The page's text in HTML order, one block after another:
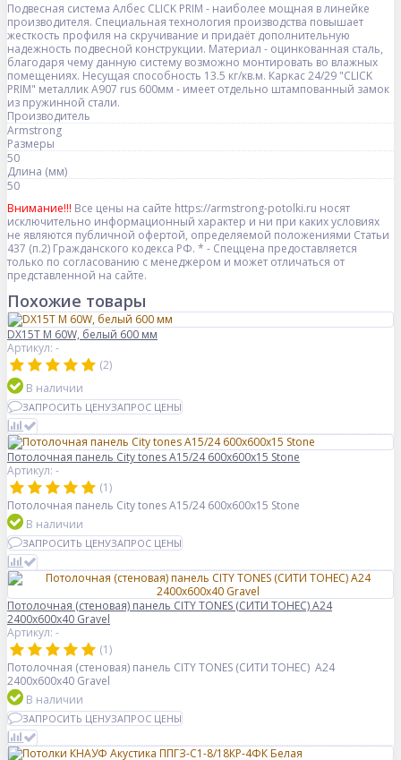
Подвесная система Албес CLICK PRIM - наиболее мощная в линейке
производителя. Специальная технология производства повышает
жесткость профиля на скручивание и придаёт дополнительную
надежность подвесной конструкции. Материал - оцинкованная сталь,
благодаря чему данную систему возможно монтировать во влажных
помещениях. Несущая способность 13.5 кг/кв.м. Каркас 24/29 "CLICK
PRIM" металлик А907 rus 600мм - имеет отдельно штампованный замок
из пружинной стали.
Производитель
Armstrong
Размеры
50
Длина (мм)
50
Внимание!!! Все цены на сайте https://armstrong-potolki.ru носят
исключительно информационный характер и ни при каких условиях
не являются публичной офертой, определяемой положениями Статьи
437 (п.2) Гражданского кодекса РФ. * - Спеццена предоставляется
только по согласованию с менеджером и может отличаться от
представленной на сайте.
Похожие товары
DX15T M 60W, белый 600 мм
Артикул: -
(2)
В наличии
ЗАПРОСИТЬ ЦЕНУЗАПРОС ЦЕНЫ
Потолочная панель City tones A15/24 600x600x15 Stone
Артикул: -
(1)
Потолочная панель City tones A15/24 600x600x15 Stone
В наличии
ЗАПРОСИТЬ ЦЕНУЗАПРОС ЦЕНЫ
Потолочная (стеновая) панель CITY TONES (CИТИ ТОНЕС) A24
2400x600x40 Gravel
Артикул: -
(1)
Потолочная (стеновая) панель CITY TONES (CИТИ ТОНЕС) A24
2400x600x40 Gravel
В наличии
ЗАПРОСИТЬ ЦЕНУЗАПРОС ЦЕНЫ